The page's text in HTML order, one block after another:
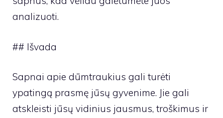
analizuoti.
## Išvada
Sapnai apie dūmtraukius gali turėti
ypatingą prasmę jūsų gyvenime. Jie gali
atskleisti jūsų vidinius jausmus, troškimus ir